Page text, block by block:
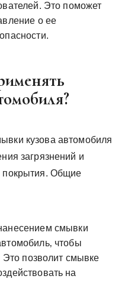
Это поможет
о ее
кузова автомобиля
загрязнений и
покрытия. Общие
смывки
чтобы
Это позволит смывке
на